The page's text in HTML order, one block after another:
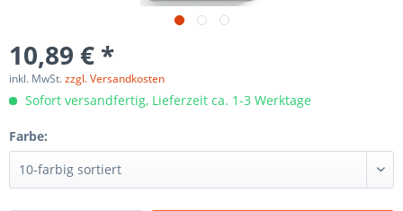
10,89 € *
inkl. MwSt.zzgl. Versandkosten
Sofort versandfertig, Lieferzeit ca. 1-3 Werktage
Farbe: